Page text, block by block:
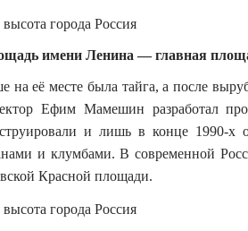
имени Ленина — главная
на её месте была тайга, а после
Ефим Мамешин разработал
и лишь в конце 1990-х
и клумбами. В современной
Красной площади.